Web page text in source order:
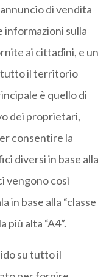
di vendita
informazioni sulla
ai cittadini, e un
tutto il territorio
è quello di
dei proprietari,
consentire la
diversi in base alla
vengono così
in base alla “classe
più alta “A4”.
su tutto il